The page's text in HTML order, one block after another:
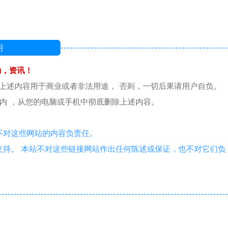
资讯！
内容用于商业或者非法用途， 否则，一切后果请用户自负。
，从您的电脑或手机中彻底删除上述内容。
这些网站的内容负责任。
。 本站不对这些链接网站作出任何陈述或保证，也不对它们负